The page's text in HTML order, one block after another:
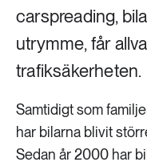
carspreading,
utrymme, får
trafiksäkerheten.
Samtidigt som
har bilarna blivit
Sedan år 2000 har